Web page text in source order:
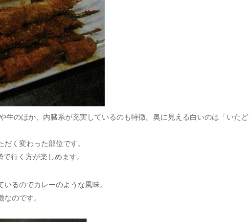
牛のほか、内臓系が充実しているのも特徴。奥に見える白いのは「いた
く変わった部位です。
行く方が楽しめます。
るのでカレーのような風味。
のです。